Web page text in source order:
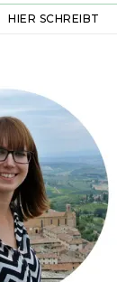
HIER SCHREIBT